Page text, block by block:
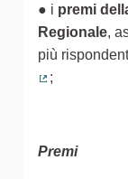
● i premi
Regionale,
più
;
Premi